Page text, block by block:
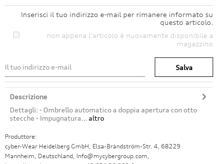
Inserisci il tuo indirizzo e-mail per rimanere informato su
questo articolo.
non appena l’articolo è nuovamente disponibile a
magazzino
Salva
Descrizione
Dettagli: - Ombrello automatico a doppia apertura con otto
stecche - Impugnatura... altro
Produttore:
cyber-Wear Heidelberg GmbH, Elsa-Brändström-Str. 4, 68229
Mannheim, Deutschland, Info@mycybergroup.com,